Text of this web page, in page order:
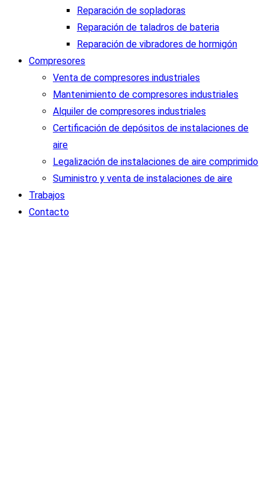
Reparación de sopladoras
Reparación de taladros de bateria
Reparación de vibradores de hormigón
Compresores
Venta de compresores industriales
Mantenimiento de compresores industriales
Alquiler de compresores industriales
Certificación de depósitos de instalaciones de
aire
Legalización de instalaciones de aire comprimido
Suministro y venta de instalaciones de aire
Trabajos
Contacto